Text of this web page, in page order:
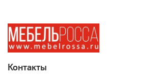
Контакты